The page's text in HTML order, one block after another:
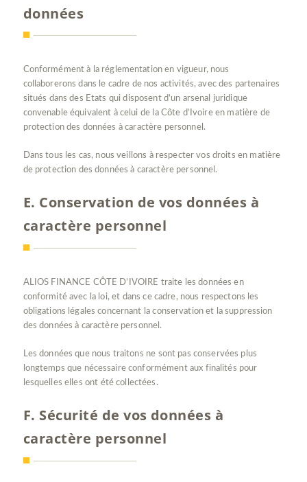
données
Conformément à la réglementation en vigueur, nous
collaborerons dans le cadre de nos activités, avec des partenaires
situés dans des Etats qui disposent d’un arsenal juridique
convenable équivalent à celui de la Côte d’Ivoire en matière de
protection des données à caractère personnel.
Dans tous les cas, nous veillons à respecter vos droits en matière
de protection des données à caractère personnel.
E. Conservation de vos données à
caractère personnel
ALIOS FINANCE CÔTE D’IVOIRE traite les données en
conformité avec la loi, et dans ce cadre, nous respectons les
obligations légales concernant la conservation et la suppression
des données à caractère personnel.
Les données que nous traitons ne sont pas conservées plus
longtemps que nécessaire conformément aux finalités pour
lesquelles elles ont été collectées.
F. Sécurité de vos données à
caractère personnel